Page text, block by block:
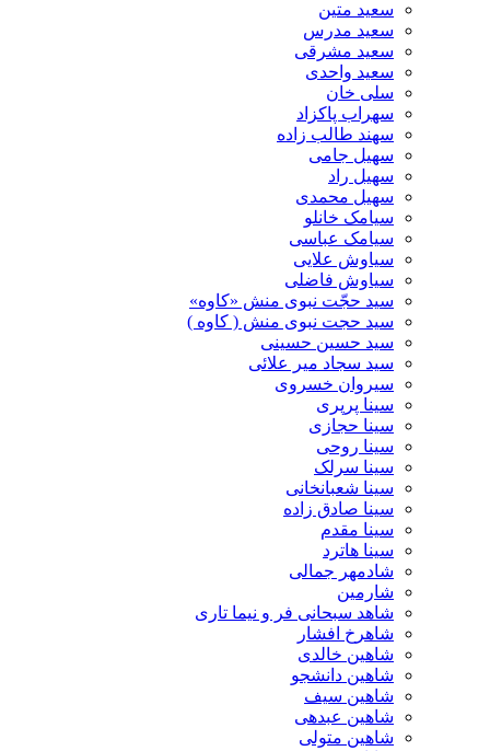
سعید متین
سعید مدرس
سعید مشرقی
سعید واحدی
سلی خان
سهراب پاکزاد
سهند طالب زاده
سهیل جامی
سهیل راد
سهیل محمدی
سیامک خانلو
سیامک عباسی
سیاوش علایی
سیاوش فاضلی
سید حجّت نبوی منش «کاوه»
سید حجت نبوی منش ( کاوه )
سید حسین حسینى
سید سجاد میر علائی
سیروان خسروی
سینا پرپری
سینا حجازی
سینا روحی
سینا سرلک
سینا شعبانخانی
سینا صادق زاده
سینا مقدم
سینا هاترد
شادمهر جمالی
شارمین
شاهد سبحانی فر و نیما تاری
شاهرخ افشار
شاهین خالدی
شاهین دانشجو
شاهین سیف
شاهین عبدهی
شاهین متولی